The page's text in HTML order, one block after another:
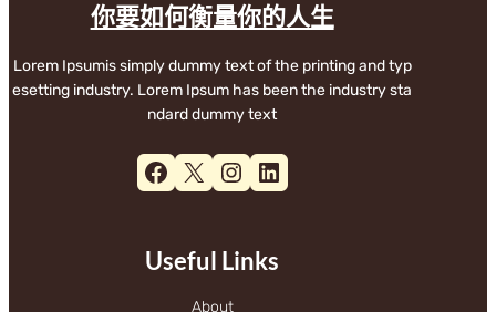
你要如何衡量你的人生
Lorem Ipsumis simply dummy text of the printing and typ
esetting industry. Lorem Ipsum has been the industry sta
ndard dummy text
Facebook X Instagram LinkedIn
Useful Links
About